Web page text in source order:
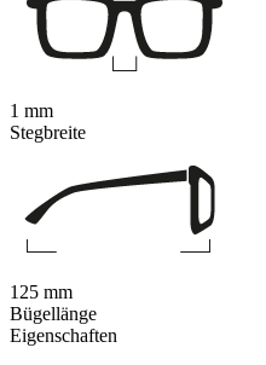
Eigenschaften
1 mm
Stegbreite
125 mm
Bügellänge